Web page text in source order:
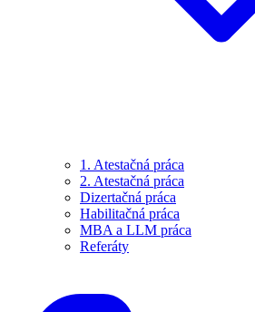
1. Atestačná práca
2. Atestačná práca
Dizertačná práca
Habilitačná práca
MBA a LLM práca
Referáty